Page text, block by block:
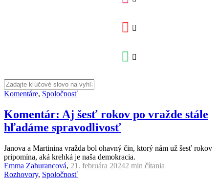
Komentáre, Spoločnosť
Komentár: Aj šesť rokov po vražde stále
hľadáme spravodlivosť
Janova a Martinina vražda bol ohavný čin, ktorý nám už šesť rokov
pripomína, aká krehká je naša demokracia.
Emma Zahurancová, 21. februára 20242 min čítania
Rozhovory, Spoločnosť